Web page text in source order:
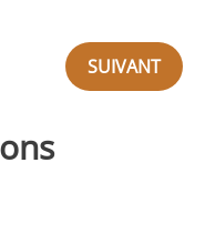
SUIVANT